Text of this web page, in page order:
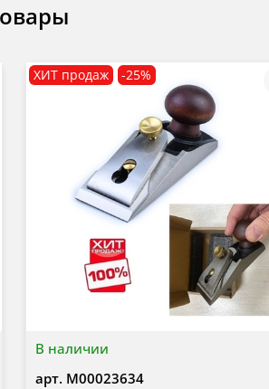
В наличии
ХИТ продаж -25%
арт. М00023634